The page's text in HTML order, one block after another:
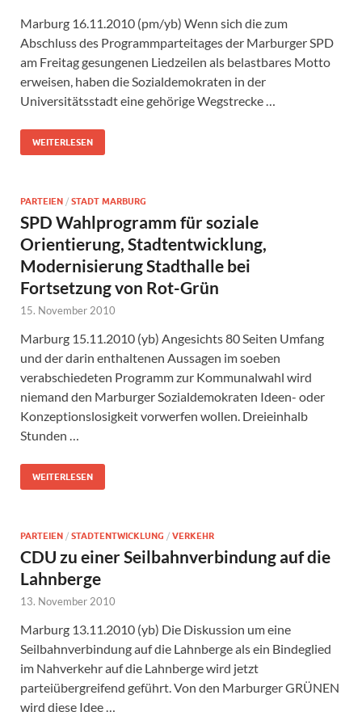
Marburg 16.11.2010 (pm/yb) Wenn sich die zum
Abschluss des Programmparteitages der Marburger SPD
am Freitag gesungenen Liedzeilen als belastbares Motto
erweisen, haben die Sozialdemokraten in der
Universitätsstadt eine gehörige Wegstrecke …
WEITERLESEN
PARTEIEN / STADT MARBURG
SPD Wahlprogramm für soziale
Orientierung, Stadtentwicklung,
Modernisierung Stadthalle bei
Fortsetzung von Rot-Grün
15. November 2010
Marburg 15.11.2010 (yb) Angesichts 80 Seiten Umfang
und der darin enthaltenen Aussagen im soeben
verabschiedeten Programm zur Kommunalwahl wird
niemand den Marburger Sozialdemokraten Ideen- oder
Konzeptionslosigkeit vorwerfen wollen. Dreieinhalb
Stunden …
WEITERLESEN
PARTEIEN / STADTENTWICKLUNG / VERKEHR
CDU zu einer Seilbahnverbindung auf die
Lahnberge
13. November 2010
Marburg 13.11.2010 (yb) Die Diskussion um eine
Seilbahnverbindung auf die Lahnberge als ein Bindeglied
im Nahverkehr auf die Lahnberge wird jetzt
parteiübergreifend geführt. Von den Marburger GRÜNEN
wird diese Idee …